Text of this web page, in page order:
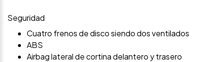
Seguridad
Cuatro frenos de disco siendo dos ventilados
ABS
Airbag lateral de cortina delantero y trasero